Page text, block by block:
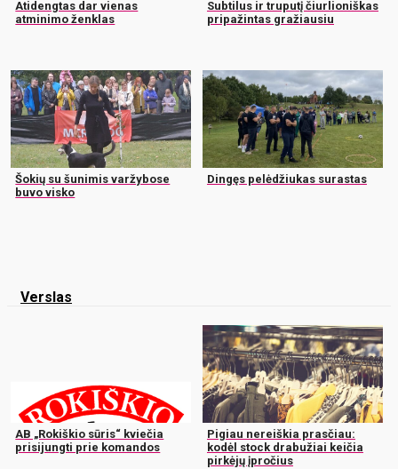
Atidengtas dar vienas
atminimo ženklas
Subtilus ir truputį čiurlioniškas
pripažintas gražiausiu
Šokių su šunimis varžybose
buvo visko
Dingęs pelėdžiukas surastas
Verslas
AB „Rokiškio sūris“ kviečia
prisijungti prie komandos
Pigiau nereiškia prasčiau:
kodėl stock drabužiai keičia
pirkėjų įpročius